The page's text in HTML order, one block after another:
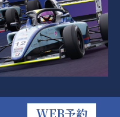
WEB予約
Rights Reserved.